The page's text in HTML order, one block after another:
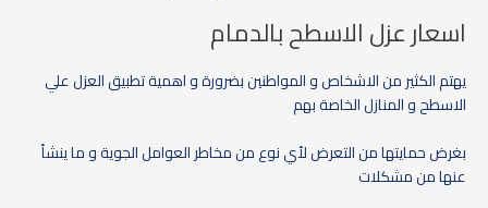
اسعار عزل الاسطح بالدمام
يهتم الكثير من الاشخاص و المواطنين بضرورة و اهمية تطبيق العزل علي
الاسطح و المنازل الخاصة بهم
بغرض حمايتها من التعرض لأي نوع من مخاطر العوامل الجوية و ما ينشأ
عنها من مشكلات